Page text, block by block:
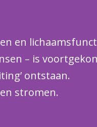
en
– is
ontstaan.
stromen.